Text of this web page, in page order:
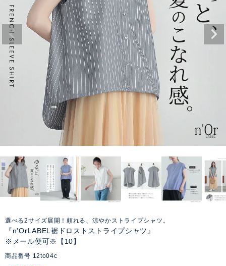
選べる2サイズ展開！頼れる、涼やかストライプシャツ。
『n'OrLABEL裾ドロストストライプシャツ』
※メール便可※【10】
商品番号 12to04c